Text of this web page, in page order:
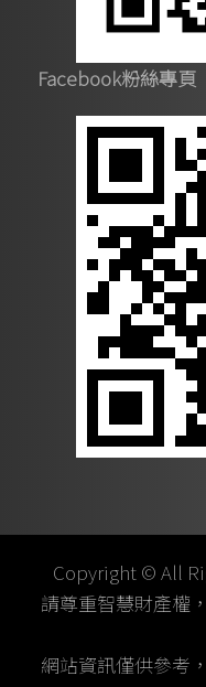
Facebook粉絲專頁
Copyright © All
請尊重智慧財產權
網站資訊僅供參考